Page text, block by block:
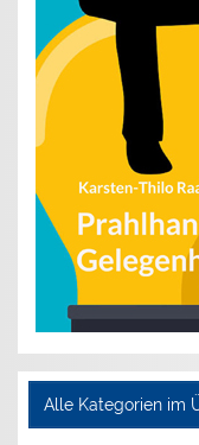
Alle Kategorien im